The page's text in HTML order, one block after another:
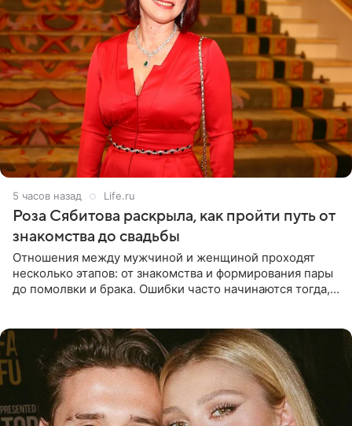
5 часов назад Life.ru
Роза Сябитова раскрыла, как пройти путь от
знакомства до свадьбы
Отношения между мужчиной и женщиной проходят
несколько этапов: от знакомства и формирования пары
до помолвки и брака. Ошибки часто начинаются тогда,